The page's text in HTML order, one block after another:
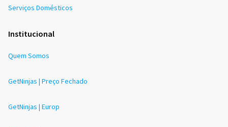
Serviços Domésticos
Institucional
Quem Somos
GetNinjas | Preço Fechado
GetNinjas | Europ